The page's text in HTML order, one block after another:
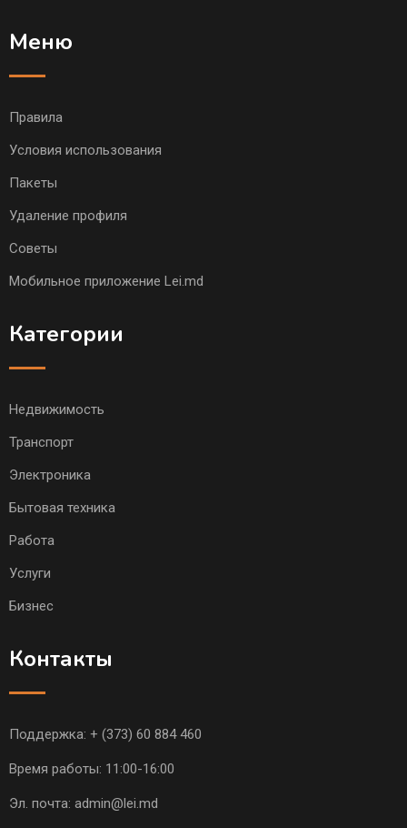
Меню
Правила
Условия использования
Пакеты
Удаление профиля
Советы
Мобильное приложение Lei.md
Категории
Недвижимость
Транспорт
Электроника
Бытовая техника
Работа
Услуги
Бизнес
Контакты
Поддержка: + (373) 60 884 460
Время работы: 11:00-16:00
Эл. почта: admin@lei.md